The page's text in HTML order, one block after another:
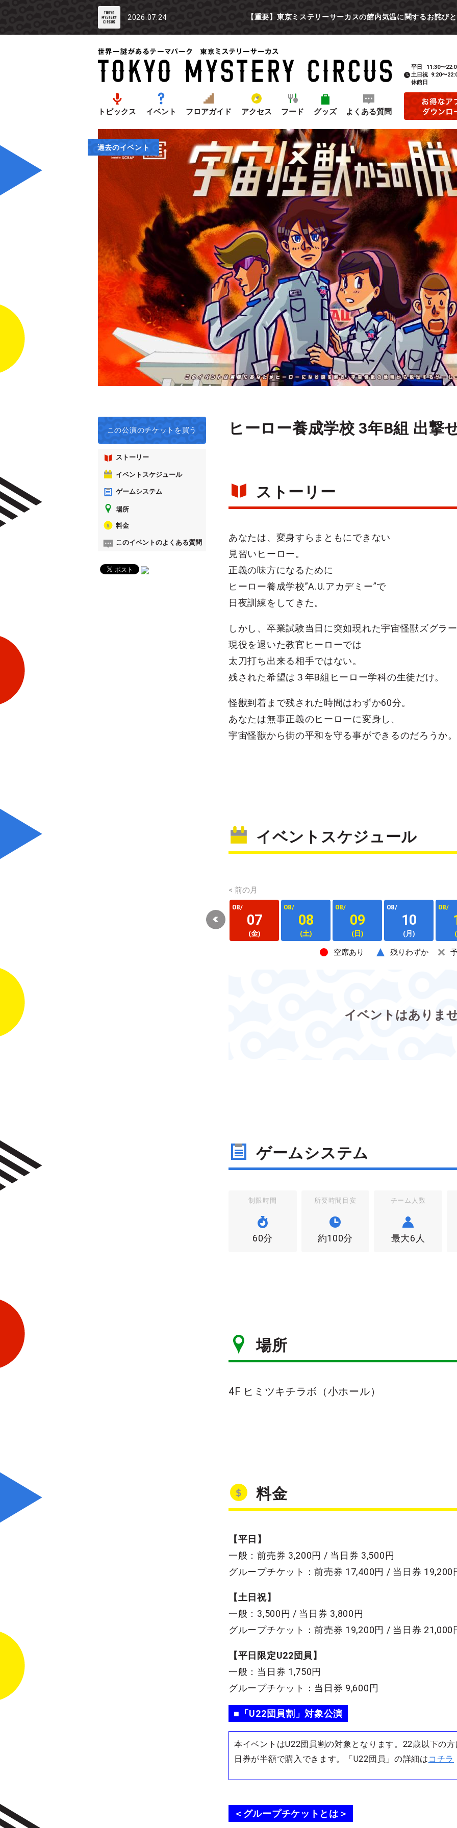
2026.07.24 【重要】東京ミステリーサーカスの館内気温に関するお詫び
トピックス イベント フロアガイド アクセス フード グッズ よくある質問
平日
11:30〜
土日祝 9:20〜
休館日
過去のイベント
この公演のチケットを買う
ストーリー
イベントスケジュール
ゲームシステム
場所
料金
このイベントのよくある質問
ヒーロー養成学校 3年B組 出撃
ストーリー
あなたは、変身すらまともにできない
見習いヒーロー。
正義の味方になるために
ヒーロー養成学校”A.U.アカデミー”で
日夜訓練をしてきた。
しかし、卒業試験当日に突如現れた宇宙怪獣ズグラ
現役を退いた教官ヒーローでは
太刀打ち出来る相手ではない。
残された希望は３年B組ヒーロー学科の生徒だけ。
怪獣到着まで残された時間はわずか60分。
あなたは無事正義のヒーローに変身し、
宇宙怪獣から街の平和を守る事ができるのだろうか。
イベントスケジュール
< 前の月
08/
07
(金)
08/
08
(土)
08/
09
(日)
08/
10
(月)
08/
空席あり 残りわずか
イベントはありま
ゲームシステム
制限時間
60分
所要時間目安
約100分
チーム人数
最大6人
場所
4F ヒミツキチラボ（小ホール）
料金
【平日】
一般：前売券 3,200円 / 当日券 3,500円
グループチケット：前売券 17,400円 / 当日券 19,200
【土日祝】
一般：3,500円 / 当日券 3,800円
グループチケット：前売券 19,200円 / 当日券 21,000
【平日限定U22団員】
一般：当日券 1,750円
グループチケット：当日券 9,600円
■「U22団員割」対象公演
本イベントはU22団員割の対象となります。22歳以下の
日券が半額で購入できます。「U22団員」の詳細は コチラ
＜グループチケットとは＞